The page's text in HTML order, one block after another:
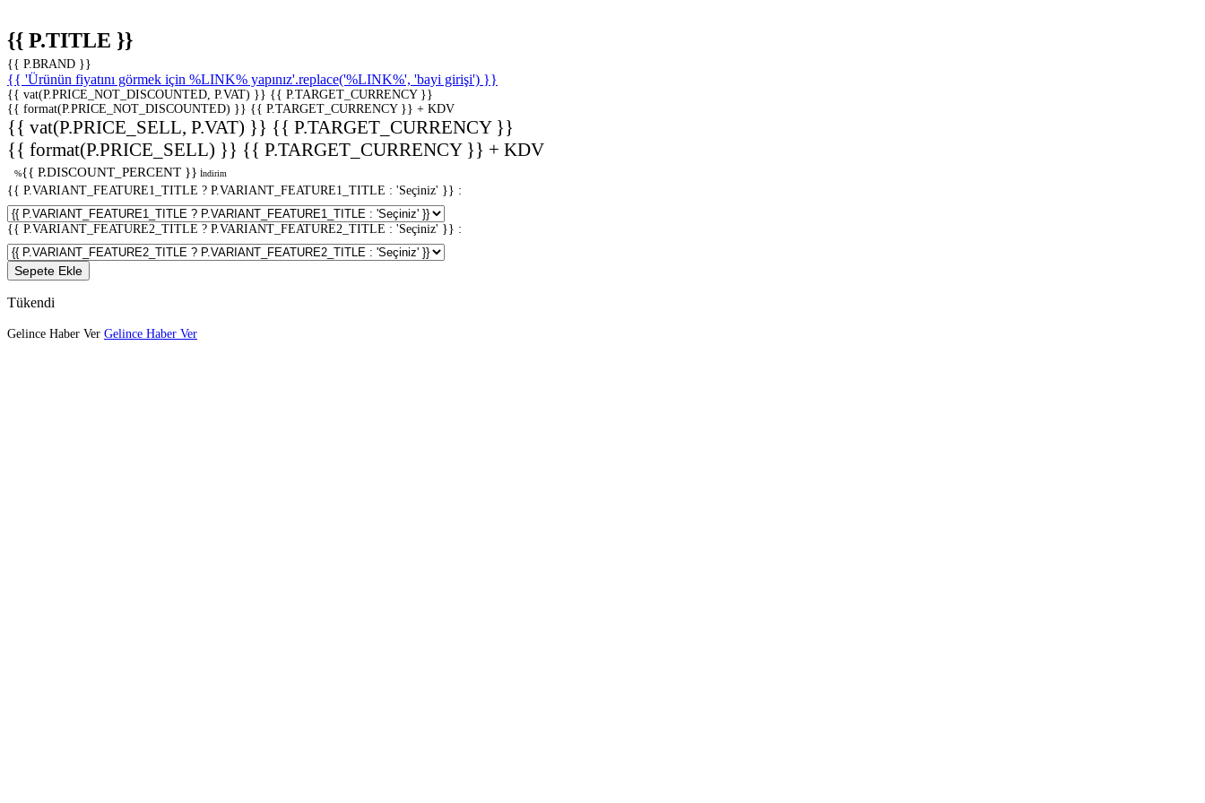
{{ P.TITLE }}
{{ P.BRAND }}
{{ 'Ürünün fiyatını görmek için %LINK% yapınız'.replace('%LINK%', 'bayi girişi') }}
{{ vat(P.PRICE_NOT_DISCOUNTED, P.VAT) }} {{ P.TARGET_CURRENCY }}
{{ format(P.PRICE_NOT_DISCOUNTED) }} {{ P.TARGET_CURRENCY }} + KDV
{{ vat(P.PRICE_SELL, P.VAT) }} {{ P.TARGET_CURRENCY }}
{{ format(P.PRICE_SELL) }} {{ P.TARGET_CURRENCY }} + KDV
%{{ P.DISCOUNT_PERCENT }} İndirim
{{ P.VARIANT_FEATURE1_TITLE ? P.VARIANT_FEATURE1_TITLE : 'Seçiniz' }} :
{{ P.VARIANT_FEATURE2_TITLE ? P.VARIANT_FEATURE2_TITLE : 'Seçiniz' }} :
Sepete Ekle
Tükendi
Gelince Haber Ver Gelince Haber Ver